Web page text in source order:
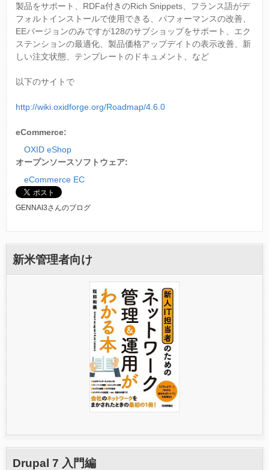
製品をサポート、RDFa付きのRich Snippets、フランス語がデ
フォルトインストールで使用できる、パフォーマンスの改善、
EEバージョンのみですが128のサブショップをサポート、エク
ステンションの最適化、製品価格アップデイトの表示改善、新
しい注文状態、テンプレートのドキュメント、など
以下のサイトで
http://wiki.oxidforge.org/Roadmap/4.6.0
eCommerce:
OXID eShop
オープンソースソフトウェア:
eCommerce EC
GENNAI3さんのブログ
新米管理者向け
Drupal 7 入門編